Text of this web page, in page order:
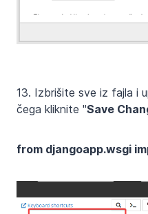
13. Izbrišite sve iz fajla i
čega kliknite "Save
from djangoapp.wsgi